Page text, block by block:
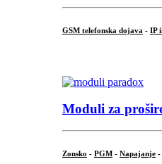
GSM telefonska dojava - IP
Moduli za
Zonsko - PGM - Napajanje -